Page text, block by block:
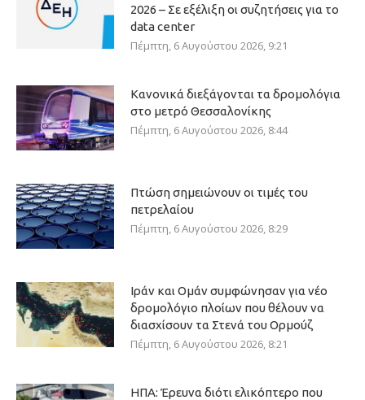
2026 – Σε εξέλιξη οι συζητήσεις για το
data center
Πέμπτη, 6 Αυγούστου 2026, 9:21
Κανονικά διεξάγονται τα δρομολόγια
στο μετρό Θεσσαλονίκης
Πέμπτη, 6 Αυγούστου 2026, 8:44
Πτώση σημειώνουν οι τιμές του
πετρελαίου
Πέμπτη, 6 Αυγούστου 2026, 8:29
Ιράν και Ομάν συμφώνησαν για νέο
δρομολόγιο πλοίων που θέλουν να
διασχίσουν τα Στενά του Ορμούζ
Πέμπτη, 6 Αυγούστου 2026, 8:21
ΗΠΑ: Έρευνα διότι ελικόπτερο που